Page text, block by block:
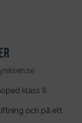
klass II.
och på ett